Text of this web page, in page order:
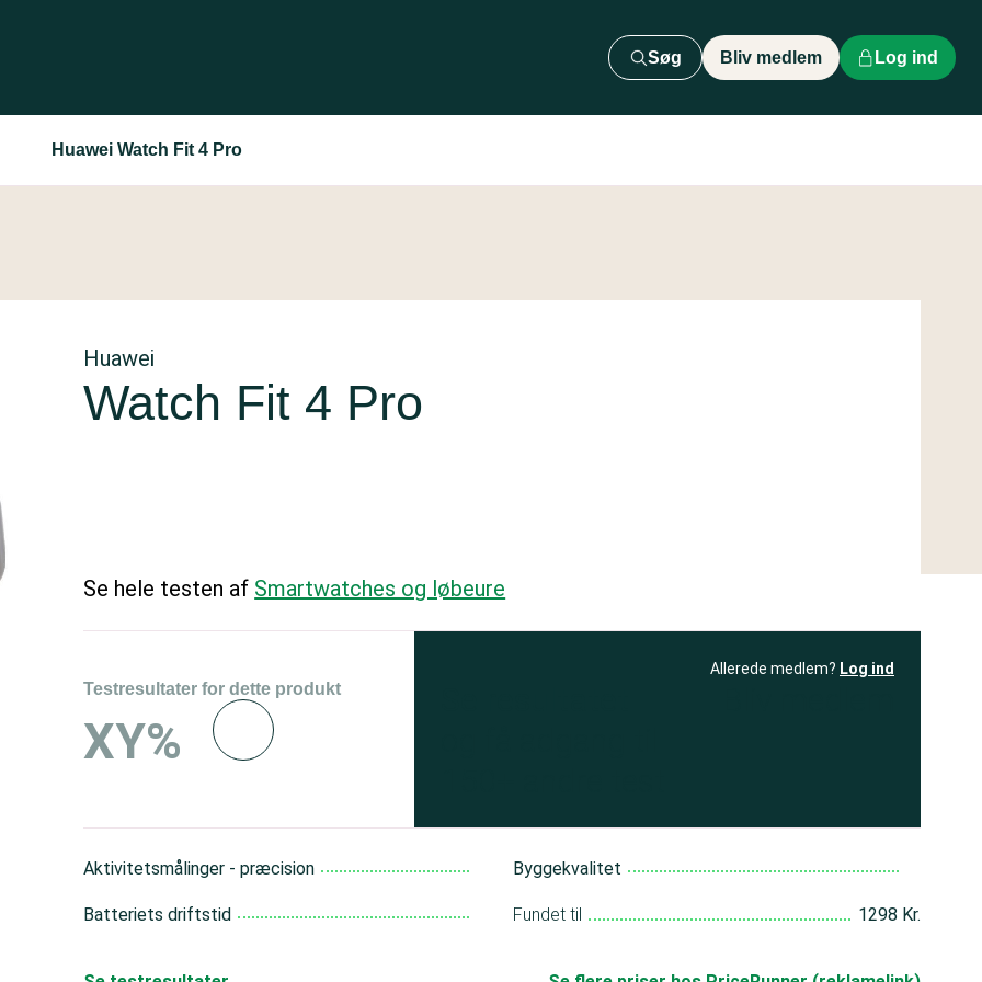
Søg Bliv medlem Log ind
Huawei Watch Fit 4 Pro
Huawei
Watch Fit 4 Pro
Se hele testen af Smartwatches og løbeure
Testresultater for dette produkt
XY%
Allerede medlem? Log ind
Aktivitetsmålinger - præcision
Batteriets driftstid
Byggekvalitet
Fundet til 1298 Kr.